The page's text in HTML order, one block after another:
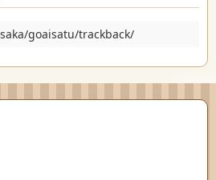
goaisatu/trackback/